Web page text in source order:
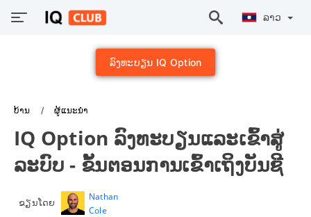
ລາວ
ລົງທະບຽນ IQ Option
ບ້ານ ຜູ້ແນະນຳ
IQ Option ລົງທະບຽນແລະເຂົ້າສູ່
ລະບົບ - ຂັ້ນຕອນການເຂົ້າເຖິງບັນຊີ
ຂຽນໂດຍ
Nathan
Cole